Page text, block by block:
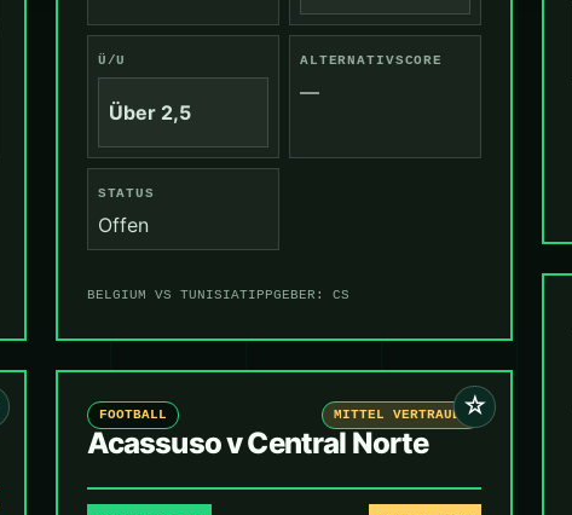
Ü/U
Über 2,5
ALTERNATIVSCORE
—
STATUS
Offen
BELGIUM VS TUNISIATIPPGEBER: CS
☆
FOOTBALL MITTEL VERTRAUEN
Acassuso v Central Norte